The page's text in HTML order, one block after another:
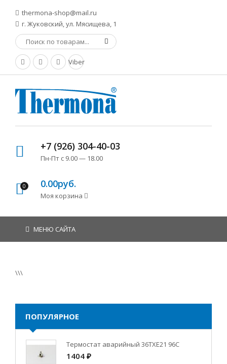
thermona-shop@mail.ru
г. Жуковский, ул. Мясищева, 1
Viber
+7 (926) 304-40-03
Пн-Пт с 9.00 — 18.00
0 0.00руб.
Моя корзина
МЕНЮ САЙТА
\\\
ПОПУЛЯРНОЕ
Термостат аварийный 36TXE21 96C
1404 ₽